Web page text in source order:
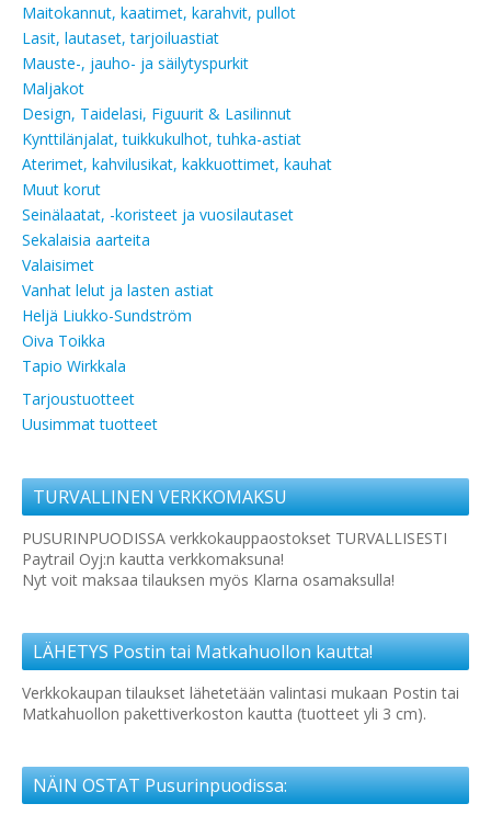
Maitokannut, kaatimet, karahvit, pullot
Lasit, lautaset, tarjoiluastiat
Mauste-, jauho- ja säilytyspurkit
Maljakot
Design, Taidelasi, Figuurit & Lasilinnut
Kynttilänjalat, tuikkukulhot, tuhka-astiat
Aterimet, kahvilusikat, kakkuottimet, kauhat
Muut korut
Seinälaatat, -koristeet ja vuosilautaset
Sekalaisia aarteita
Valaisimet
Vanhat lelut ja lasten astiat
Heljä Liukko-Sundström
Oiva Toikka
Tapio Wirkkala
Tarjoustuotteet
Uusimmat tuotteet
TURVALLINEN VERKKOMAKSU
PUSURINPUODISSA verkkokauppaostokset TURVALLISESTI
Paytrail Oyj:n kautta verkkomaksuna!
Nyt voit maksaa tilauksen myös Klarna osamaksulla!
LÄHETYS Postin tai Matkahuollon kautta!
Verkkokaupan tilaukset lähetetään valintasi mukaan Postin tai
Matkahuollon pakettiverkoston kautta (tuotteet yli 3 cm).
NÄIN OSTAT Pusurinpuodissa: